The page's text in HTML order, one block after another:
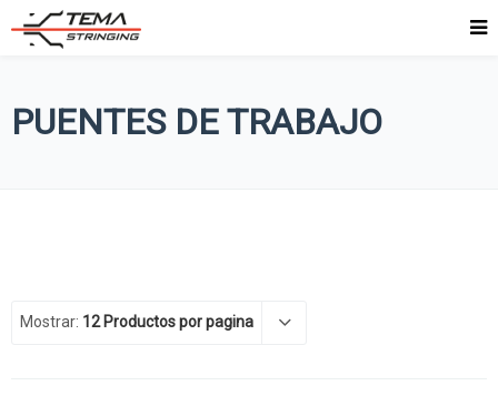
PUENTES DE TRABAJO
Mostrar: 12 Productos por pagina